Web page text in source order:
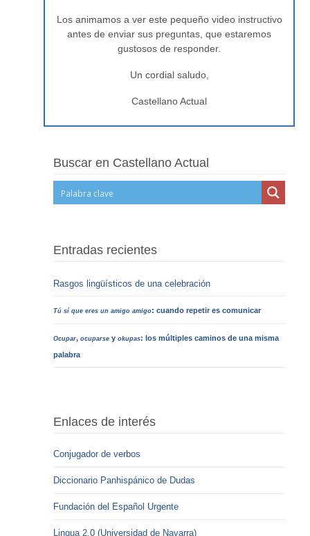
Los animamos a ver este pequeño video instructivo
antes de enviar sus preguntas, que estaremos
gustosos de responder.
Un cordial saludo,
Castellano Actual
Buscar en Castellano Actual
Entradas recientes
Rasgos lingüísticos de una celebración
Tú sí que eres un amigo amigo: cuando repetir es comunicar
Ocupar,ocuparse yokupas: los múltiples caminos de una misma
palabra
Enlaces de interés
Conjugador de verbos
Diccionario Panhispánico de Dudas
Fundación del Español Urgente
Lingua 2.0 (Universidad de Navarra)